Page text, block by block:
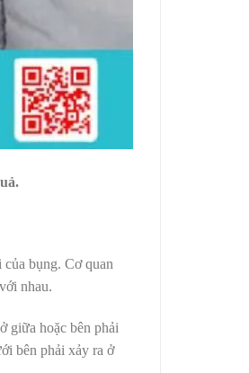
bụng. Cơ quan
nhau.
giữa hoặc bên phải
bên phải xảy ra ở